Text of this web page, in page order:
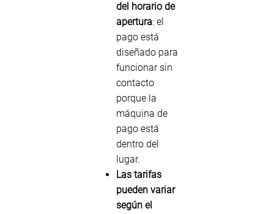
del horario de
apertura: el
pago está
diseñado para
funcionar sin
contacto
porque la
máquina de
pago está
dentro del
lugar.
Las tarifas
pueden variar
según el